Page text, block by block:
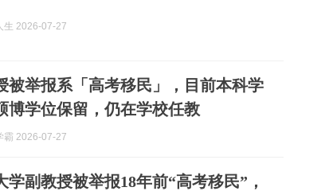
生 2026-07-27
被举报系「高考移民」，目前本科学
博学位保留，仍在学校任教
霸 2026-07-27
学副教授被举报18年前“高考移民”，